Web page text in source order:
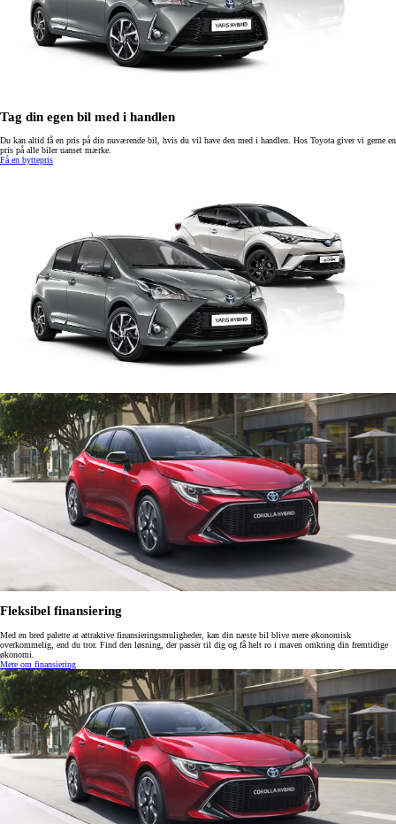
Tag din egen bil med i handlen
Du kan altid få en pris på din nuværende bil, hvis du vil have den med i handlen. Hos Toyota giver vi gerne en
pris på alle biler uanset mærke.
Få en byttepris
Fleksibel finansiering
Med en bred palette at attraktive finansieringsmuligheder, kan din næste bil blive mere økonomisk
overkommelig, end du tror. Find den løsning, der passer til dig og få helt ro i maven omkring din fremtidige
økonomi.
Mere om finansiering